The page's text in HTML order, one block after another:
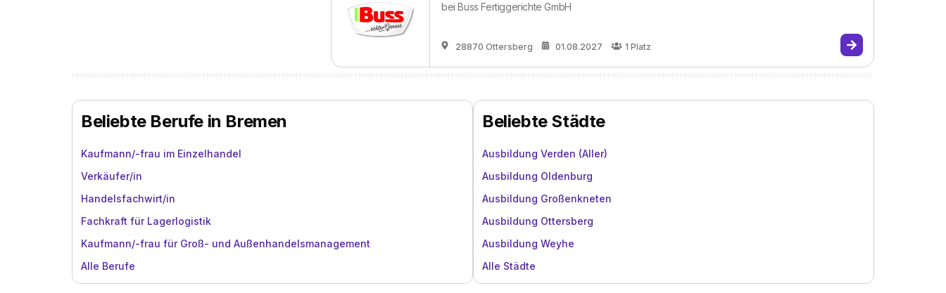
beiBuss Fertiggerichte GmbH
28870 Ottersberg 01.08.2027 1 Platz
Beliebte Berufe in Bremen
Kaufmann/-frau im Einzelhandel
Verkäufer/in
Handelsfachwirt/in
Fachkraft für Lagerlogistik
Kaufmann/-frau für Groß- und Außenhandelsmanagement
Alle Berufe
Beliebte Städte
Ausbildung Verden (Aller)
Ausbildung Oldenburg
Ausbildung Großenkneten
Ausbildung Ottersberg
Ausbildung Weyhe
Alle Städte